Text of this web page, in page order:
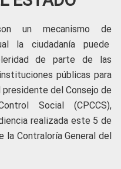
un mecanismo de
la ciudadanía puede
de parte de las
públicas para
del Consejo de
Social (CPCCS),
realizada este 5 de
la Contraloría General del